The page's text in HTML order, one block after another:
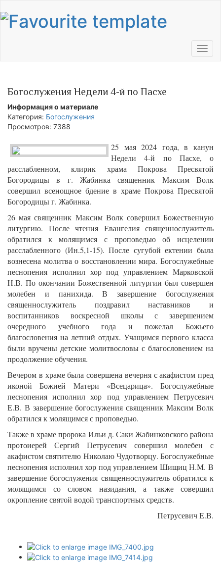
Богослужения Недели 4-й по Пасхе
Информация о материале
Категория: Богослужения
Просмотров: 7388
25 мая 2024 года, в канун
Недели 4-й по Пасхе, о
расслабленном, клирик храма Покрова Пресвятой
Богородицы в г. Жабинка священник Максим Волк
совершил всенощное бдение в храме Покрова Пресвятой
Богородицы г. Жабинка.
26 мая священник Максим Волк совершил Божественную
литургию. После чтения Евангелия священнослужитель
обратился к молящимся с проповедью об исцелении
расслабленного (Ин.5,1-15). После сугубой ектении была
вознесена молитва о восстановлении мира. Богослужебные
песнопения исполнил хор под управлением Марковской
Н.В. По окончании Божественной литургии был совершен
молебен и панихида. В завершение богослужения
священнослужитель поздравил наставников и
воспитанников воскресной школы с завершением
очередного учебного года и пожелал Божьего
благословения на летний отдых. Учащимся первого класса
были вручены детские молитвословы с благословением на
продолжение обучения.
Вечером в храме была совершена вечерня с акафистом пред
иконой Божией Матери «Всецарица». Богослужебные
песнопения исполнил хор под управлением Петрусевич
Е.В. В завершение богослужения священник Максим Волк
обратился к молящимся с проповедью.
Также в храме пророка Ильи д. Саки Жабинковского района
протоиерей Сергий Петрусевич совершил молебен с
акафистом святителю Николаю Чудотворцу. Богослужебные
песнопения исполнил хор под управлением Шищиц Н.М. В
завершение богослужения священнослужитель обратился к
молящимся со словом назидания, а также совершил
окропление святой водой транспортных средств.
Петрусевич Е.В.